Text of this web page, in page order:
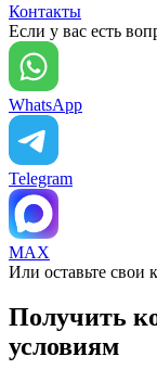
Контакты
Если у вас есть
WhatsApp
Telegram
MAX
Или оставьте свои
Получить
условиям